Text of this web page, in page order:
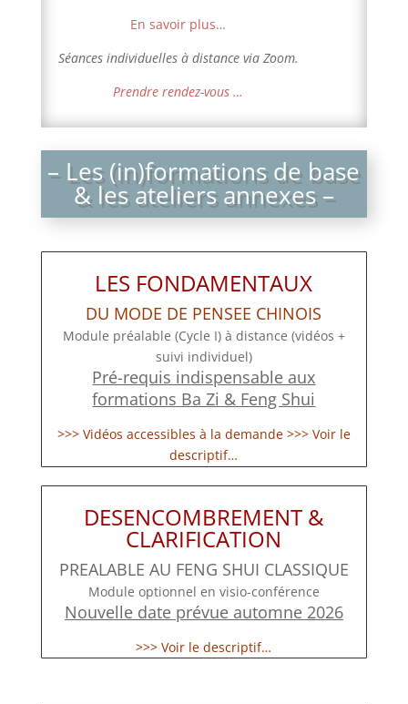
En savoir plus…
Séances individuelles à distance via Zoom.
Prendre rendez-vous …
– Les (in)formations de base
& les ateliers annexes –
LES FONDAMENTAUX
DU MODE DE PENSEE CHINOIS
Module préalable (Cycle I) à distance (vidéos +
suivi individuel)
Pré-requis indispensable aux
formations Ba Zi & Feng Shui
>>> Vidéos accessibles à la demande >>> Voir le
descriptif…
DESENCOMBREMENT &
CLARIFICATION
PREALABLE AU FENG SHUI CLASSIQUE
Module optionnel en visio-conférence
Nouvelle date prévue automne 2026
>>> Voir le descriptif…